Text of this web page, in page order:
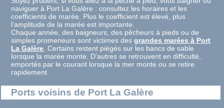
naviguer à Port La Galère : consultez les horaires et les
coefficients de marée. Plus le coefficient est élevé, plus
l'amplitude de la marée est importante.
Chaque année, des baigneurs, des pêcheurs à pieds ou de
simples promeneurs sont victimes desgrandes marées à Port
La Galère. Certains restent piégés sur les bancs de sable
lorsque la marée monte. D'autres se retrouvent en difficulté,
emportés par le courant lorsque la mer monte ou se retire
rapidement.
Ports voisins de Port La Galère